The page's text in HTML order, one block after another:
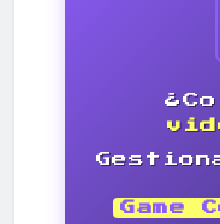
Game